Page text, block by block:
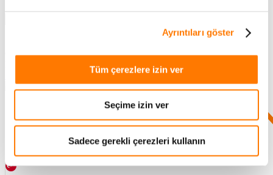
Ayrıntıları göster
Tüm çerezlere izin ver
Seçime izin ver
Sadece gerekli çerezleri kullanın
GİRİŞ İNDİR İSİM ARA